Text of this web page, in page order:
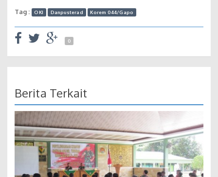
Tag : OKI Danpusterad Korem 044/Gapo
0
Berita Terkait